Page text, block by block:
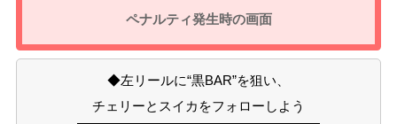
ペナルティ発生時の画面
◆左リールに“黒BAR”を狙い、
チェリーとスイカをフォローしよう